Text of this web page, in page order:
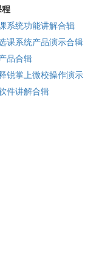
系统功能讲解合辑
课系统产品演示合辑
品合辑
锐掌上微校操作演示
件讲解合辑